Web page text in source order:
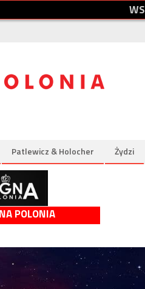
WS
Patlewicz & Holocher Żydzi
POLONIA